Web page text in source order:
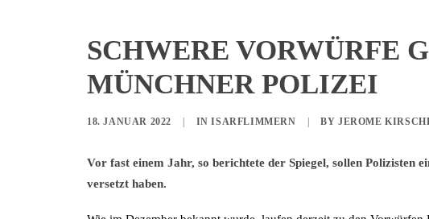
SCHWERE VORWÜRFE
MÜNCHNER POLIZEI
18. JANUAR 2022 INISARFLIMMERN BYJEROME
Vor fast einem Jahr, so berichtete der Spiegel, sollen Polizisten
versetzt haben.